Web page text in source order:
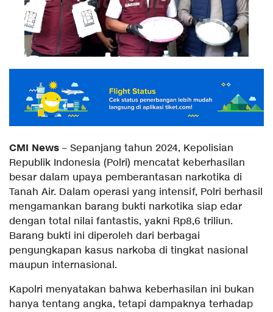
CMI News – Sepanjang tahun 2024, Kepolisian
Republik Indonesia (Polri) mencatat keberhasilan
besar dalam upaya pemberantasan narkotika di
Tanah Air. Dalam operasi yang intensif, Polri berhasil
mengamankan barang bukti narkotika siap edar
dengan total nilai fantastis, yakni Rp8,6 triliun.
Barang bukti ini diperoleh dari berbagai
pengungkapan kasus narkoba di tingkat nasional
maupun internasional.
Kapolri menyatakan bahwa keberhasilan ini bukan
hanya tentang angka, tetapi dampaknya terhadap